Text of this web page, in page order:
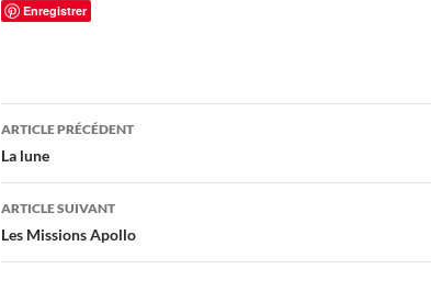
Enregistrer
Navigation
des
articles
ARTICLE PRÉCÉDENT
La lune
ARTICLE SUIVANT
Les Missions Apollo